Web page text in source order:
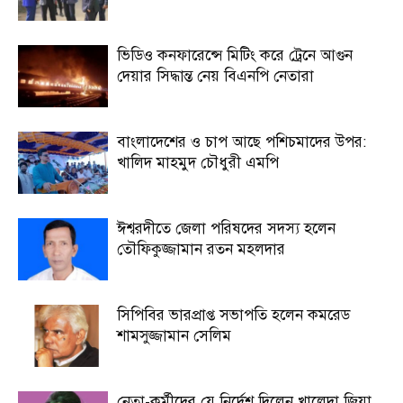
ভিডিও কনফারেন্সে মিটিং করে ট্রেনে আগুন
দেয়ার সিদ্ধান্ত নেয় বিএনপি নেতারা
বাংলাদেশের ও চাপ আছে পশিচমাদের উপর:
খালিদ মাহমুদ চৌধুরী এমপি
ঈশ্বরদীতে জেলা পরিষদের সদস্য হলেন
তৌফিকুজ্জামান রতন মহলদার
সিপিবির ভারপ্রাপ্ত সভাপতি হলেন কমরেড
শামসুজ্জামান সেলিম